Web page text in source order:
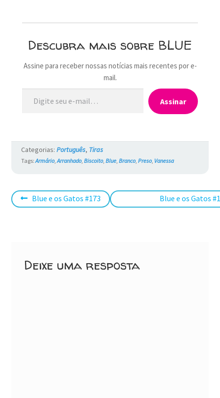
Descubra mais sobre BLUE
Assine para receber nossas notícias mais recentes por e-
mail.
Digite seu e-mail…
Assinar
Categorias: Português, Tiras
Tags: Armário, Arranhado, Biscoito, Blue, Branco, Preso, Vanessa
Navegação
Post
Blue e os Gatos #173
Próximo
Blue e os Gatos
Deixe uma resposta